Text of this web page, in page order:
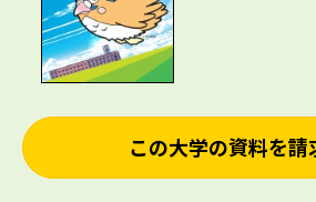
この大学の資料を請